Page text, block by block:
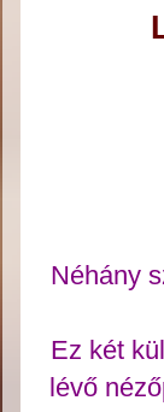
Néhány
Ez két
lévő